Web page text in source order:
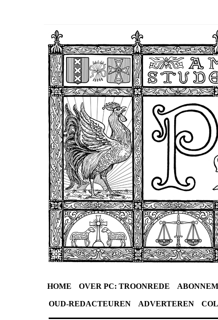
HOME OVER PC: TROONREDE
OUD-REDACTEUREN ADVERTEREN